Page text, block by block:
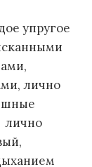
упругое
лично
лично